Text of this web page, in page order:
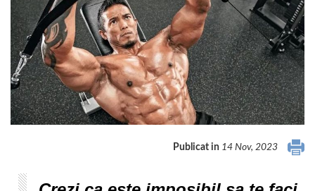
Publicat in 14 Nov, 2023